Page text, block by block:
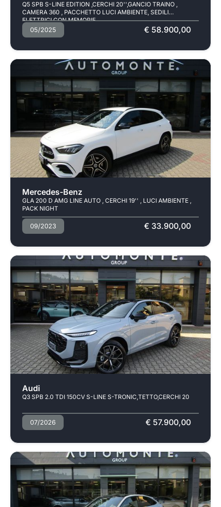
Q5 SPB S-LINE EDITION ,CERCHI 20'',GANCIO TRAINO ,
CAMERA 360 , PACCHETTO LUCI AMBIENTE, SEDILI
ELETTRICI CON MEMORIE
05/2025
€ 58.900,00
Mercedes-Benz
GLA 200 D AMG LINE AUTO , CERCHI 19'' , LUCI AMBIENTE ,
PACK NIGHT
09/2023 € 33.900,00
Audi
Q3 SPB 2.0 TDI 150CV S-LINE S-TRONIC,TETTO,CERCHI 20
07/2026 € 57.900,00